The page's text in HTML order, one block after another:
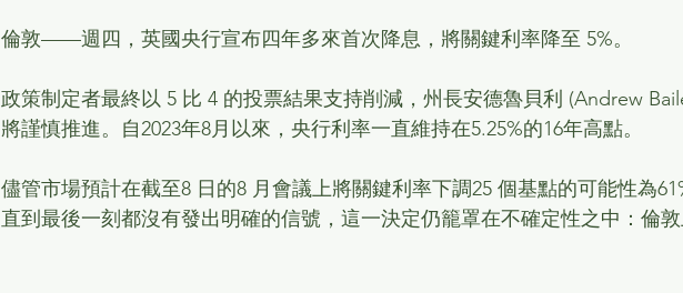
倫敦——週四，英國央行宣布四年多來首次降息，將關鍵利率降至 5%。
政策制定者最終以 5 比 4 的投票結果支持削減，州長安德魯貝利 (Andrew
將謹慎推進。自2023年8月以來，央行利率一直維持在5.25%的16年高點。
儘管市場預計在截至8 日的8 月會議上將關鍵利率下調25 個基點的可能性為
直到最後一刻都沒有發出明確的信號，這一決定仍籠罩在不確定性之中：倫